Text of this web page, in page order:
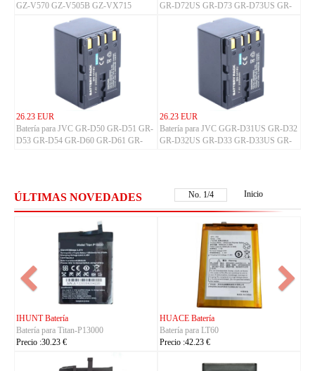
GZ-V570 GZ-V505B GZ-VX715
GR-D72US GR-D73 GR-D73US GR-
D74 GR-D74US GR-D90 GR-D90U
GR-D90US
26.23 EUR
Batería para JVC GR-D50 GR-D51 GR-
D53 GR-D54 GR-D60 GR-D61 GR-
26.23 EUR
Batería para JVC GGR-D31US GR-D32
GR-D32US GR-D33 GR-D33US GR-
ÚLTIMAS NOVEDADES No. 1/4 Inicio
FUJITSU Batería
Batería para RA07503-1091
Precio :24.23 €
FUJITSU Batería
Batería para RA07504-1091
Precio :24.23 €